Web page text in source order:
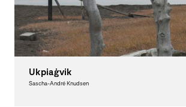
Ukpiaġvik
Sascha-André Knudsen